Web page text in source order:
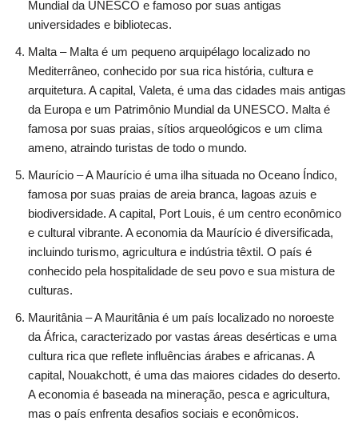
Mundial da UNESCO e famoso por suas antigas
universidades e bibliotecas.
Malta – Malta é um pequeno arquipélago localizado no
Mediterrâneo, conhecido por sua rica história, cultura e
arquitetura. A capital, Valeta, é uma das cidades mais antigas
da Europa e um Patrimônio Mundial da UNESCO. Malta é
famosa por suas praias, sítios arqueológicos e um clima
ameno, atraindo turistas de todo o mundo.
Maurício – A Maurício é uma ilha situada no Oceano Índico,
famosa por suas praias de areia branca, lagoas azuis e
biodiversidade. A capital, Port Louis, é um centro econômico
e cultural vibrante. A economia da Maurício é diversificada,
incluindo turismo, agricultura e indústria têxtil. O país é
conhecido pela hospitalidade de seu povo e sua mistura de
culturas.
Mauritânia – A Mauritânia é um país localizado no noroeste
da África, caracterizado por vastas áreas desérticas e uma
cultura rica que reflete influências árabes e africanas. A
capital, Nouakchott, é uma das maiores cidades do deserto.
A economia é baseada na mineração, pesca e agricultura,
mas o país enfrenta desafios sociais e econômicos.